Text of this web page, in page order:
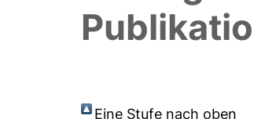
Eine Stufe nach oben